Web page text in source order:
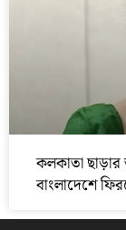
কলকাতা
বাংলাদেশে